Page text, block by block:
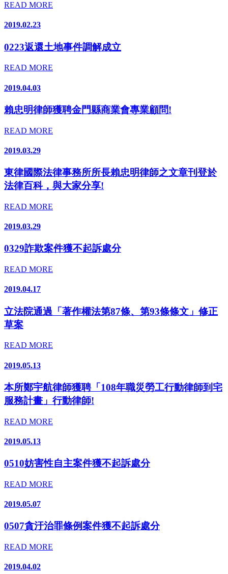
READ MORE
2019.02.23
0223返還土地事件調解成立
READ MORE
2019.04.03
賴忠明律師獲聘金門縣商業會專業顧問!
READ MORE
2019.03.29
東律國際法律事務所所長賴忠明律師之文章刊登於
法律百科，與大家分享!
READ MORE
2019.03.29
0329詐欺案件獲不起訴處分
READ MORE
2019.04.17
立法院通過「著作權法第87條、第93條條文」修正
草案
READ MORE
2019.05.13
本所鄭宇航律師獲聘「108年職災勞工行動律師到宅
服務計畫」行動律師!
READ MORE
2019.05.13
0510妨害性自主案件獲不起訴處分
READ MORE
2019.05.07
0507貪汙治罪條例案件獲不起訴處分
READ MORE
2019.04.02